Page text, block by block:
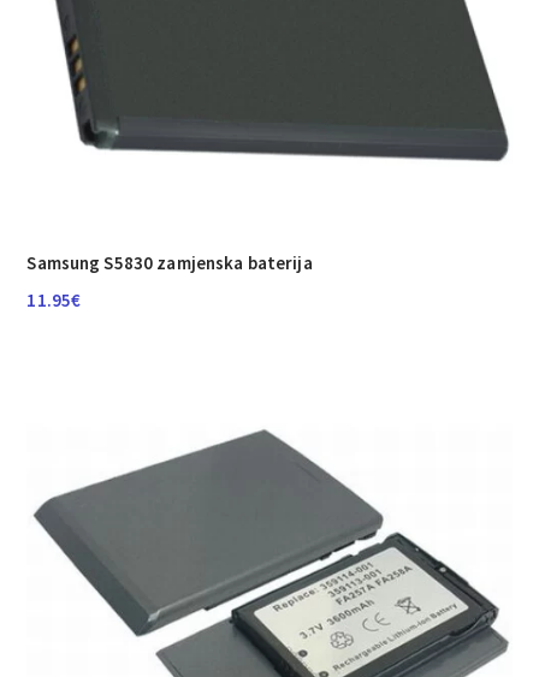
Samsung S5830 zamjenska baterija
11.95€